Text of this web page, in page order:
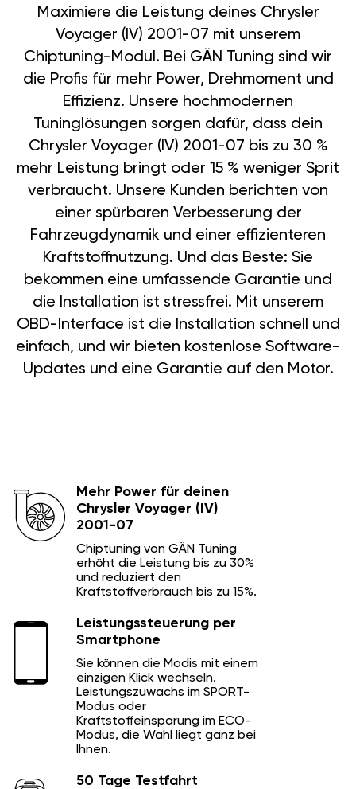
Maximiere die Leistung deines Chrysler
Voyager (IV) 2001-07 mit unserem
Chiptuning-Modul. Bei GÄN Tuning sind wir
die Profis für mehr Power, Drehmoment und
Effizienz. Unsere hochmodernen
Tuninglösungen sorgen dafür, dass dein
Chrysler Voyager (IV) 2001-07 bis zu 30 %
mehr Leistung bringt oder 15 % weniger Sprit
verbraucht. Unsere Kunden berichten von
einer spürbaren Verbesserung der
Fahrzeugdynamik und einer effizienteren
Kraftstoffnutzung. Und das Beste: Sie
bekommen eine umfassende Garantie und
die Installation ist stressfrei. Mit unserem
OBD-Interface ist die Installation schnell und
einfach, und wir bieten kostenlose Software-
Updates und eine Garantie auf den Motor.
Mehr Power für deinen
Chrysler Voyager (IV)
2001-07
Chiptuning von GÄN Tuning
erhöht die Leistung bis zu 30%
und reduziert den
Kraftstoffverbrauch bis zu 15%.
Leistungssteuerung per
Smartphone
Sie können die Modis mit einem
einzigen Klick wechseln.
Leistungszuwachs im SPORT-
Modus oder
Kraftstoffeinsparung im ECO-
Modus, die Wahl liegt ganz bei
Ihnen.
50 Tage Testfahrt